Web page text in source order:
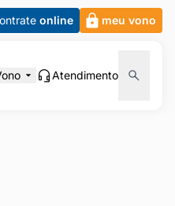
online meu vono
Atendimento